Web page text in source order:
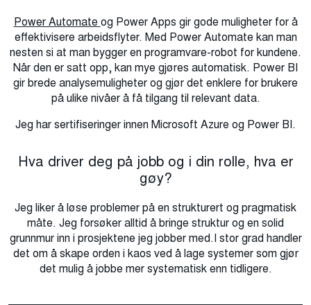
Power Automate og Power Apps gir gode muligheter for å
effektivisere arbeidsflyter. Med Power Automate kan man
nesten si at man bygger en programvare-robot for kundene.
Når den er satt opp, kan mye gjøres automatisk. Power BI
gir brede analysemuligheter og gjør det enklere for brukere
på ulike nivåer å få tilgang til relevant data.
Jeg har sertifiseringer innen Microsoft Azure og Power BI.
Hva driver deg på jobb og i din rolle, hva er
gøy?
Jeg liker å løse problemer på en strukturert og pragmatisk
måte. Jeg forsøker alltid å bringe struktur og en solid
grunnmur inn i prosjektene jeg jobber med.I stor grad handler
det om å skape orden i kaos ved å lage systemer som gjør
det mulig å jobbe mer systematisk enn tidligere.